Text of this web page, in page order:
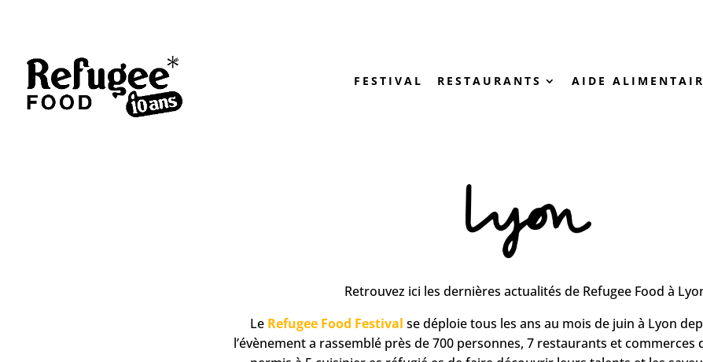
FESTIVAL RESTAURANTS AIDE
Retrouvez ici les dernières actualités de Refugee Food à
Le Refugee Food Festival se déploie tous les ans au mois de juin à Lyon
l’évènement a rassemblé près de 700 personnes, 7 restaurants et